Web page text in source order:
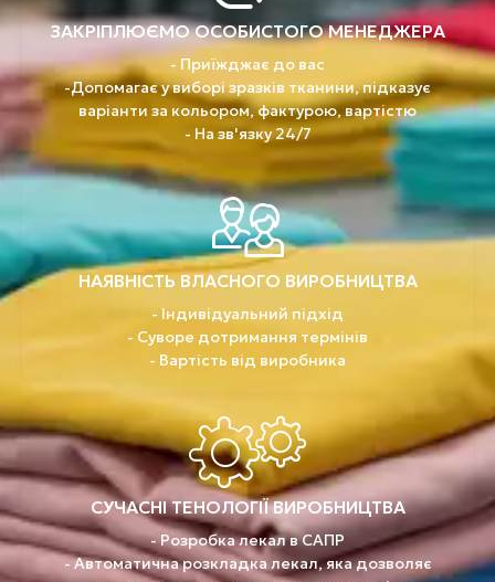
ЗАКРІПЛЮЄМО ОСОБИСТОГО МЕНЕДЖЕРА
- Приїжджає до вас
-Допомагає у виборі зразків тканини, підказує
варіанти за кольором, фактурою, вартістю
- На зв'язку 24/7
НАЯВНІСТЬ ВЛАСНОГО ВИРОБНИЦТВА
- Індивідуальний підхід
- Суворе дотримання термінів
- Вартість від виробника
СУЧАСНІ ТЕНОЛОГІЇ ВИРОБНИЦТВА
- Розробка лекал в САПР
- Автоматична розкладка лекал, яка дозволяє